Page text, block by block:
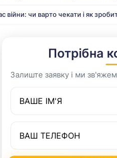
чи варто чекати і як
Потрібна
Залиште заявку і ми